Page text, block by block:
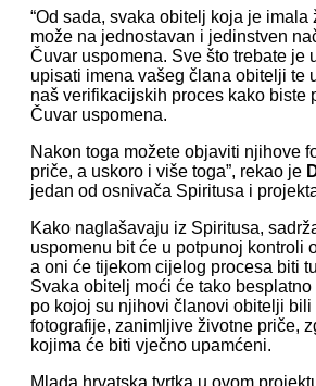
“Od sada, svaka obitelj koja je imala
može na jednostavan i jedinstven
Čuvar uspomena. Sve što trebate je
upisati imena vašeg člana obitelji te
naš verifikacijskih proces kako biste
Čuvar uspomena.
Nakon toga možete objaviti njihove
priče, a uskoro i više toga”, rekao je
jedan od osnivača Spiritusa i
Kako naglašavaju iz Spiritusa,
uspomenu bit će u potpunoj kontroli
a oni će tijekom cijelog procesa biti
Svaka obitelj moći će tako
po kojoj su njihovi članovi obitelji
fotografije, zanimljive životne priče,
kojima će biti vječno upamćeni.